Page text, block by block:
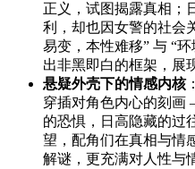
正义，试图揭露真相；
利，却也因女警的社会
易变，本性难移” 与 “
出非黑即白的框架，展
悬疑外壳下的情感内核
穿插对角色内心的刻
的恐惧，日高隐藏的过
望，配角们在真相与情
解谜，更充满对人性与